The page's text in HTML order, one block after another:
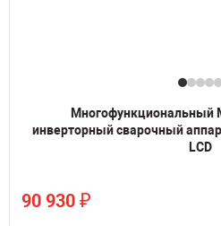
Многофункциональный
инверторный сварочный
LCD
90 930 ₽